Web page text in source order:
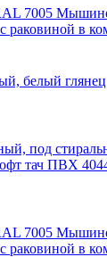
7005
раковиной в
белый
под
тач ПВХ
7005
раковиной в